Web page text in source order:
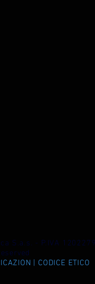
S.a.s. - P.IVA
| CODICE ETICO